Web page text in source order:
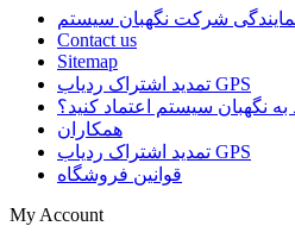
شرکت نگهبان سیستم
Contact us
Sitemap
تمدید اشتراک ردیاب GPS
به نگهبان سیستم اعتماد کنید؟
همکاران
تمدید اشتراک ردیاب GPS
قوانین فروشگاه
My Account